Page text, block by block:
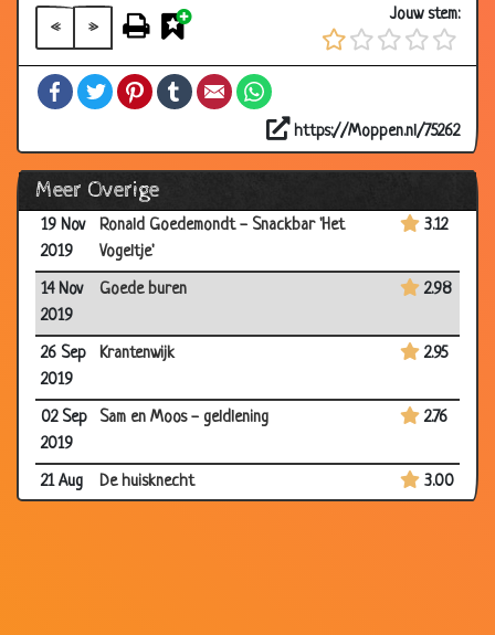
« »
Jouw stem:
FacebookTwitterPinterestTumblrEmail
https://Moppen.nl/75262
Meer Overige
26 Dec
Betekenis
2019
19 Nov
2019
Ronald Goedemondt - Snackbar 'Het
Vogeltje'
3.12
14 Nov
2019
Goede buren 2.98
26 Sep
2019
Krantenwijk 2.95
02 Sep
2019
Sam en Moos - geldlening 2.76
21 Aug
De huisknecht 3.00